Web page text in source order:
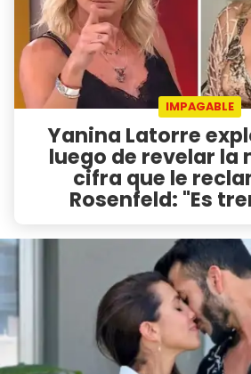
IMPAGABLE
Yanina Latorre
luego de revelar la
cifra que le
Rosenfeld: "Es